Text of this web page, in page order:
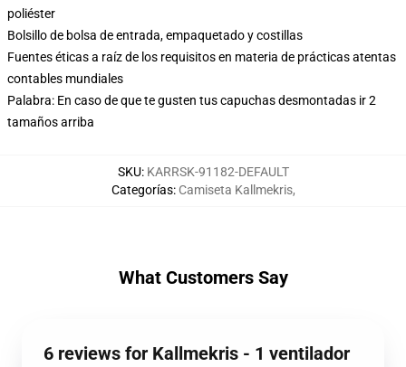
poliéster
Bolsillo de bolsa de entrada, empaquetado y costillas
Fuentes éticas a raíz de los requisitos en materia de prácticas atentas
contables mundiales
Palabra: En caso de que te gusten tus capuchas desmontadas ir 2
tamaños arriba
SKU: KARRSK-91182-DEFAULT
Categorías: Camiseta Kallmekris,
What Customers Say
6 reviews for Kallmekris - 1 ventilador